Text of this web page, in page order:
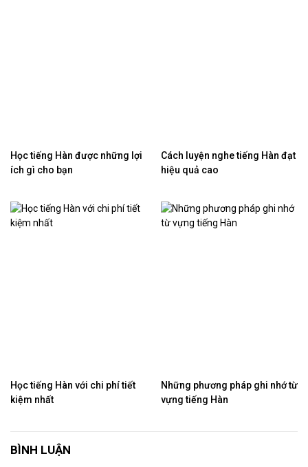
Học tiếng Hàn được những lợi
ích gì cho bạn
Cách luyện nghe tiếng Hàn đạt
hiệu quả cao
Học tiếng Hàn với chi phí tiết
kiệm nhất
Những phương pháp ghi nhớ từ
vựng tiếng Hàn
BÌNH LUẬN